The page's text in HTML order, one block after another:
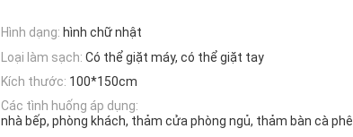
Hình dạng: hình chữ nhật
Loại làm sạch: Có thể giặt máy, có thể giặt tay
Kích thước: 100*150cm
Các tình huống áp dụng:
nhà bếp, phòng khách, thảm cửa phòng ngủ, thảm bàn cà phê